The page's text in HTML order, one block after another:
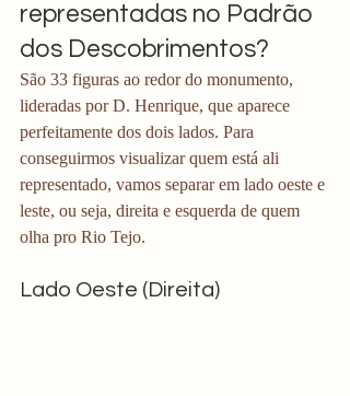
representadas no Padrão
dos Descobrimentos?
São 33 figuras ao redor do monumento,
lideradas por D. Henrique, que aparece
perfeitamente dos dois lados. Para
conseguirmos visualizar quem está ali
representado, vamos separar em lado oeste e
leste, ou seja, direita e esquerda de quem
olha pro Rio Tejo.
Lado Oeste (Direita)